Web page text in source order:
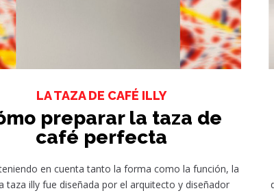
LA TAZA DE CAFÉ ILLY
preparar la taza de
café perfecta
en cuenta tanto la forma como la función, la
taza illy fue diseñada por el arquitecto y diseñador